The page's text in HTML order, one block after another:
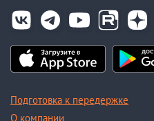
Подготовка к передержке
О компании